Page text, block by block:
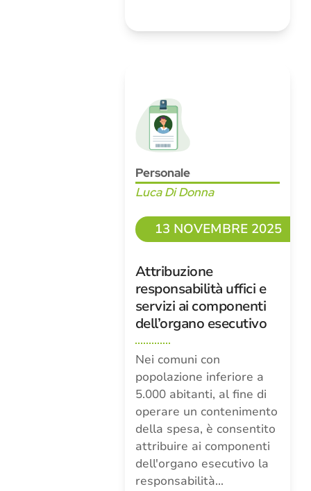
Personale
Luca Di Donna
13 NOVEMBRE 2025
Attribuzione
responsabilità uffici e
servizi ai componenti
dell’organo esecutivo
Nei comuni con
popolazione inferiore a
5.000 abitanti, al fine di
operare un contenimento
della spesa, è consentito
attribuire ai componenti
dell'organo esecutivo la
responsabilità…